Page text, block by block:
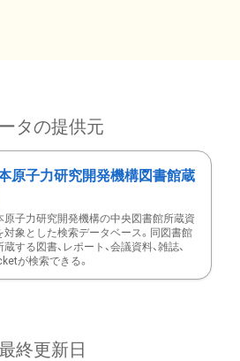
タの提供元
原子力研究開発機構図書館蔵
原子力研究開発機構の中央図書館所蔵資
対象とした検索データベース。同図書館
蔵する図書、レポート、会議資料、雑誌、
が検索できる。
終更新日